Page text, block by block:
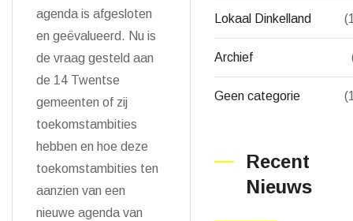
agenda is afgesloten
en geëvalueerd. Nu is
de vraag gesteld aan
de 14 Twentse
gemeenten of zij
toekomstambities
hebben en hoe deze
toekomstambities ten
aanzien van een
nieuwe agenda van
Lokaal Dinkelland
Archief
Geen categorie
Recent
Nieuws